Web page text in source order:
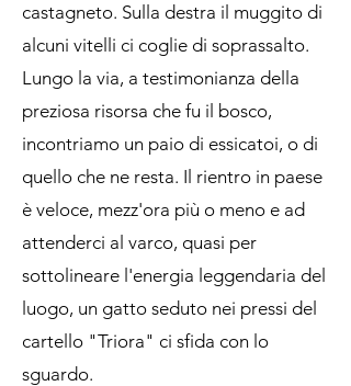
castagneto. Sulla destra il muggito di
alcuni vitelli ci coglie di soprassalto.
Lungo la via, a testimonianza della
preziosa risorsa che fu il bosco,
incontriamo un paio di essicatoi, o di
quello che ne resta. Il rientro in paese
è veloce, mezz'ora più o meno e ad
attenderci al varco, quasi per
sottolineare l'energia leggendaria del
luogo, un gatto seduto nei pressi del
cartello "Triora" ci sfida con lo
sguardo.